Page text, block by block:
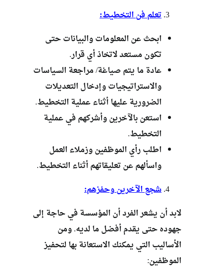
تعلم فن التخطيط:
ابحث عن المعلومات والبيانات حتى
تكون مستعد لاتخاذ أي قرار.
عادة ما يتم صياغة/ مراجعة السياسات
والاستراتيجيات وإدخال التعديلات
الضرورية عليها أثناء عملية التخطيط.
استعن بالآخرين وأشركهم في عملية
التخطيط.
اطلب رأي الموظفين وزملاء العمل
واسألهم عن تعليقاتهم أثناء التخطيط.
شجع الآخرين وحفزهم:
لابد أن يشعر الفرد أن المؤسسة في حاجة إلى
جهوده حتى يقدم أفضل ما لديه. ومن
الأساليب التي يمكنك الاستعانة بها لتحفيز
الموظفين: